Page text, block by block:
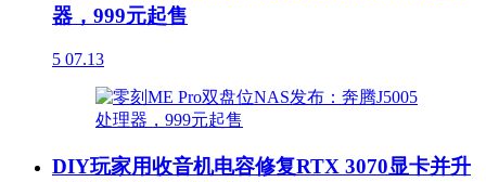
器，999元起售
5 07.13
DIY玩家用收音机电容修复RTX 3070显卡并升